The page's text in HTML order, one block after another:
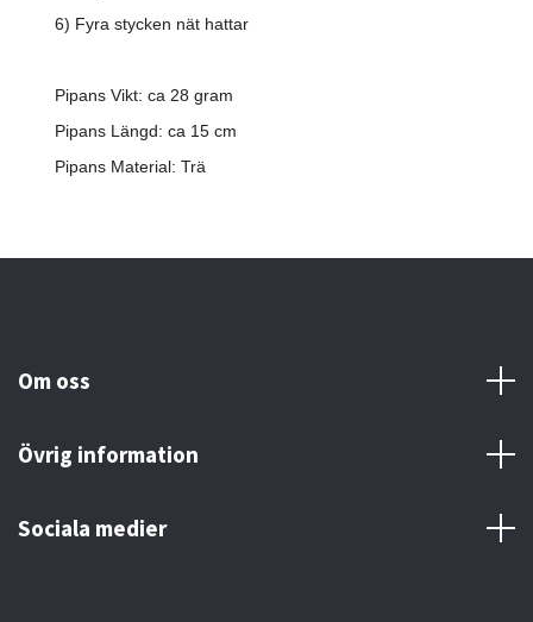
6) Fyra stycken nät hattar
Pipans Vikt: ca 28 gram
Pipans Längd: ca 15 cm
Pipans Material: Trä
Om oss
Övrig information
Sociala medier